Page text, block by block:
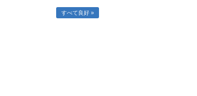
すべて良好 »